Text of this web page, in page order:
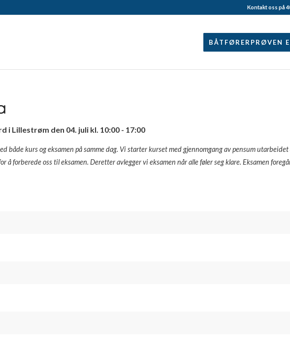
Kontakt oss på
BÅTFØRERPRØVEN
i Lillestrøm den 04. juli kl. 10:00 - 17:00
både kurs og eksamen på samme dag. Vi starter kurset med gjennomgang av pensum utarbeidet
å forberede oss til eksamen. Deretter avlegger vi eksamen når alle føler seg klare. Eksamen